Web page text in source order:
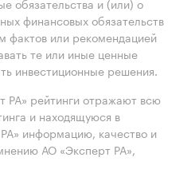
финансовых обязательств
фактов или рекомендацией
те или иные ценные
инвестиционные решения.
РА» рейтинги отражают всю
и находящуюся в
информацию, качество и
АО «Эксперт РА»,